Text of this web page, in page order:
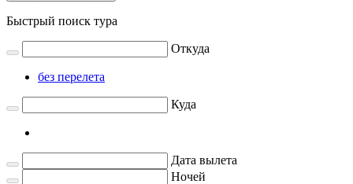
Быстрый поиск тура
Откуда
без перелета
Куда
Дата вылета
Ночей